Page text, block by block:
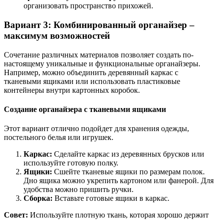
организовать пространство прихожей.
Вариант 3: Комбинированный органайзер –
максимум возможностей
Сочетание различных материалов позволяет создать по-
настоящему уникальные и функциональные органайзеры.
Например, можно объединить деревянный каркас с
тканевыми ящиками или использовать пластиковые
контейнеры внутри картонных коробок.
Создание органайзера с тканевыми ящиками
Этот вариант отлично подойдет для хранения одежды,
постельного белья или игрушек.
Каркас: Сделайте каркас из деревянных брусков или
используйте готовую полку.
Ящики: Сшейте тканевые ящики по размерам полок.
Дно ящика можно укрепить картоном или фанерой. Для
удобства можно пришить ручки.
Сборка: Вставьте готовые ящики в каркас.
Совет: Используйте плотную ткань, которая хорошо держит